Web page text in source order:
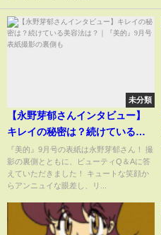
未分類
【永野芽郁さんインタビュー】
キレイの秘密は？続けている美
容法は？｜『美的』9月号表紙撮
影の裏側も
『美的』9月号の表紙は永野芽郁さん！ 撮
影の裏側とともに、ビューティQ＆Aに答
えていただきました！ キュートな笑顔か
らアンニュイな眼差し、リ...